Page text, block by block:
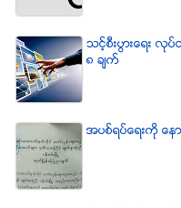
သင့္စီးပြားေရး
၈ ခ်က္
အပစ္ရပ္ေရးကို ေနာ